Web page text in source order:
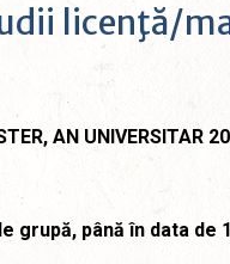
licenţă/
AN UNIVERSITAR
grupă, până în data de